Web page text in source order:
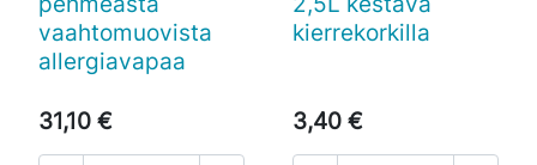
vaahtomuovista
allergiavapaa
31,10 €
kierrekorkilla
3,40 €